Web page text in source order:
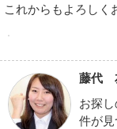
これからもよろしく
藤代
お探
件が